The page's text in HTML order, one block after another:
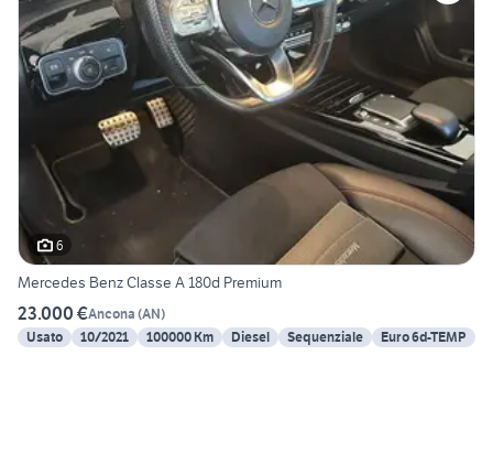
6
Mercedes Benz Classe A 180d Premium
23.000 €Ancona (AN)
Usato
10/2021 100000 Km Diesel Sequenziale Euro 6d-TEMP